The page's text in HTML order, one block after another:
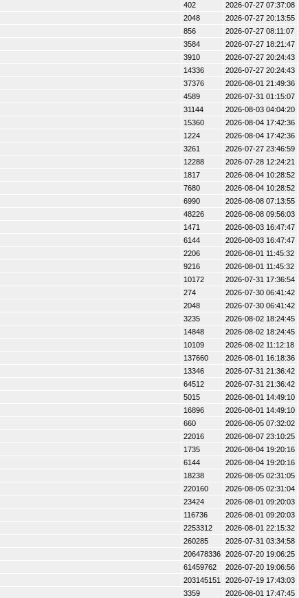
402 2026-07-27 07:37:08
2048 2026-07-27 20:13:55
856 2026-07-27 08:11:07
3584 2026-07-27 18:21:47
3910 2026-07-27 20:24:43
14336 2026-07-27 20:24:43
37376 2026-08-01 21:49:36
4589 2026-07-31 01:15:07
31144 2026-08-03 04:04:20
15360 2026-08-04 17:42:36
1224 2026-08-04 17:42:36
3261 2026-07-27 23:46:59
12288 2026-07-28 12:24:21
1817 2026-08-04 10:28:52
7680 2026-08-04 10:28:52
6990 2026-08-08 07:13:55
48226 2026-08-08 09:56:03
1471 2026-08-03 16:47:47
6144 2026-08-03 16:47:47
2206 2026-08-01 11:45:32
9216 2026-08-01 11:45:32
10172 2026-07-31 17:36:54
274 2026-07-30 06:41:42
2048 2026-07-30 06:41:42
3235 2026-08-02 18:24:45
14848 2026-08-02 18:24:45
10109 2026-08-02 11:12:18
137660 2026-08-01 16:18:36
13346 2026-07-31 21:36:42
64512 2026-07-31 21:36:42
5015 2026-08-01 14:49:10
16896 2026-08-01 14:49:10
660 2026-08-05 07:32:02
22016 2026-08-07 23:10:25
1735 2026-08-04 19:20:16
6144 2026-08-04 19:20:16
18238 2026-08-05 02:31:05
220160 2026-08-05 02:31:04
23424 2026-08-01 09:20:03
116736 2026-08-01 09:20:03
2253312 2026-08-01 22:15:32
260285 2026-07-31 03:34:58
206478336 2026-07-20 19:06:25
61459762 2026-07-20 19:06:56
203145151 2026-07-19 17:43:03
3359 2026-08-01 17:47:45